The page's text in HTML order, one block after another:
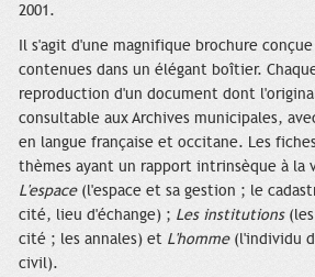
2001.
Il s'agit d'une magnifique brochure
contenues dans un élégant boîtier.
reproduction d'un document dont
consultable aux Archives municipales,
en langue française et occitane. Les
thèmes ayant un rapport intrinsèque à la
L'espace(l'espace et sa gestion ; le
cité, lieu d'échange) ; Les institutions(les
cité ; les annales) et L'homme(l'individu
civil).